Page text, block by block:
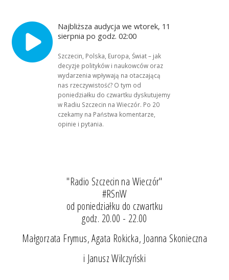
Najbliższa audycja we wtorek, 11
sierpnia po godz. 02:00
Szczecin, Polska, Europa, Świat – jak
decyzje polityków i naukowców oraz
wydarzenia wpływają na otaczającą
nas rzeczywistość? O tym od
poniedziałku do czwartku dyskutujemy
w Radiu Szczecin na Wieczór. Po 20
czekamy na Państwa komentarze,
opinie i pytania.
"Radio Szczecin na Wieczór"
#RSnW
od poniedziałku do czwartku
godz. 20.00 - 22.00
Małgorzata Frymus, Agata Rokicka, Joanna Skonieczna
i Janusz Wilczyński